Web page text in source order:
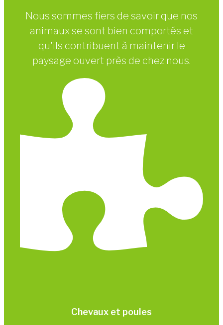
Nous sommes fiers de savoir que nos
animaux se sont bien comportés et
qu'ils contribuent à maintenir le
paysage ouvert près de chez nous.
Chevaux et poules